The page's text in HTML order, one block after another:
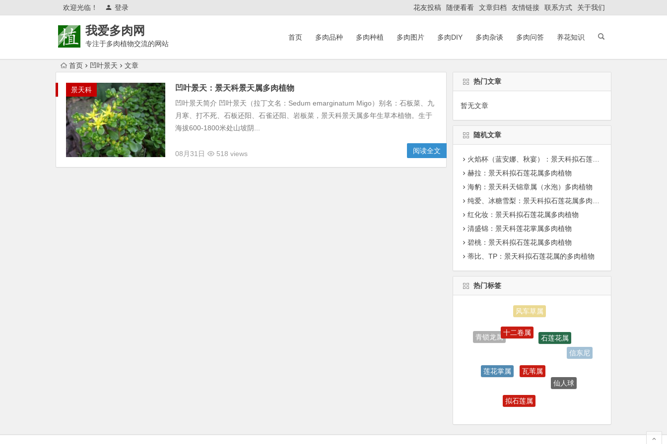
欢迎光临！ 登录 花友投稿 随便看看 文章归档 友情链接 联系方式 关于我们
我爱多肉网
专注于多肉植物交流的网站
首页 多肉品种 多肉种植 多肉图片 多肉DIY 多肉杂谈 多肉问答 养花知识
首页 凹叶景天
文章
/www/wwwroot/52duorou.wang/wp-content/themes/Begin/inc/type-navigation.phpon line
Warning: Trying to access array offset on null in/www/wwwroot/52duorou.wang/wp-content/themes/Begin/inc/type-navigation.php
景天科 凹叶景天：景天科景天属多肉植物
凹叶景天简介 凹叶景天（拉丁文名：Sedum emarginatum Migo）别名：石板菜、九
月寒、打不死、石板还阳、石雀还阳、岩板菜，景天科景天属多年生草本植物。生于
海拔600-1800米处山坡阴...
08月31日 518 views 阅读全文
热门文章
暂无文章
随机文章
火焰杯（蓝安娜、秋宴）：景天科拟石莲花属多肉植物
赫拉：景天科拟石莲花属多肉植物
海豹：景天科天锦章属（水泡）多肉植物
纯爱、冰糖雪梨：景天科拟石莲花属多肉植物
红化妆：景天科拟石莲花属多肉植物
清盛锦：景天科莲花掌属多肉植物
碧桃：景天科拟石莲花属多肉植物
蒂比、TP：景天科拟石莲花属的多肉植物
热门标签
风车草属
青锁龙属
十二卷属
石莲花属
信东尼
莲花掌属
瓦苇属
仙人球
拟石莲属